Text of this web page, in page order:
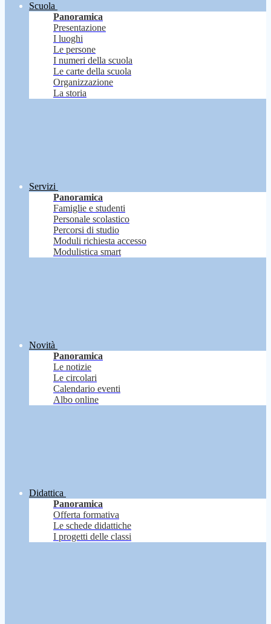
Scuola
Panoramica
Presentazione
I luoghi
Le persone
I numeri della scuola
Le carte della scuola
Organizzazione
La storia
Servizi
Panoramica
Famiglie e studenti
Personale scolastico
Percorsi di studio
Moduli richiesta accesso
Modulistica smart
Novità
Panoramica
Le notizie
Le circolari
Calendario eventi
Albo online
Didattica
Panoramica
Offerta formativa
Le schede didattiche
I progetti delle classi